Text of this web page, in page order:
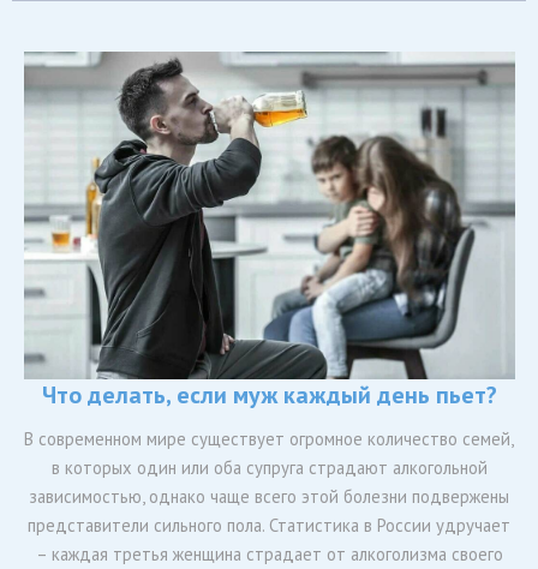
Что делать, если муж каждый день пьет?
В современном мире существует огромное количество семей,
в которых один или оба супруга страдают алкогольной
зависимостью, однако чаще всего этой болезни подвержены
представители сильного пола. Статистика в России удручает
– каждая третья женщина страдает от алкоголизма своего